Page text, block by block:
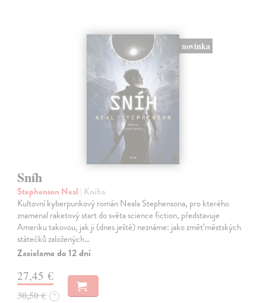
novinka
Sníh
Stephenson Neal | Kniha
Kultovní kyberpunkový román Neala Stephensona, pro kterého
znamenal raketový start do světa science fiction, představuje
Ameriku takovou, jak ji (dnes ještě) neznáme: jako změť městských
státečků založených…
Zasielame do 12 dní
27,45 €
30,50 € ?